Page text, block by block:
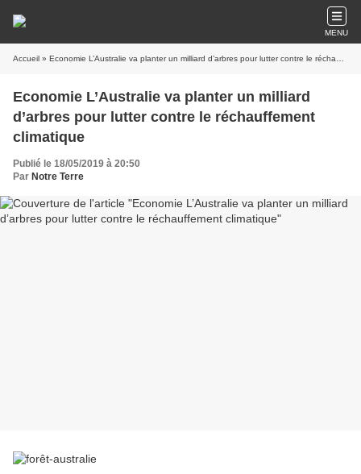
MENU
Accueil » Economie L’Australie va planter un milliard d’arbres pour lutter contre le réchauffement climatique
Economie L’Australie va planter un milliard
d’arbres pour lutter contre le réchauffement
climatique
Publié le 18/05/2019 à 20:50
Par Notre Terre